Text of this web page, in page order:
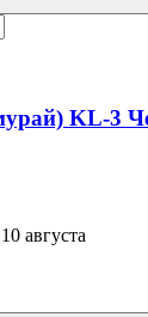
KL-3
августа